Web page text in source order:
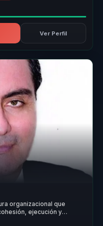
Ver Perfil
organizacional que
ejecución y